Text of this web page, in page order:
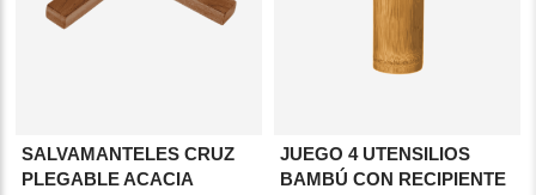
SALVAMANTELES CRUZ
PLEGABLE ACACIA
JUEGO 4 UTENSILIOS
BAMBÚ CON RECIPIENTE